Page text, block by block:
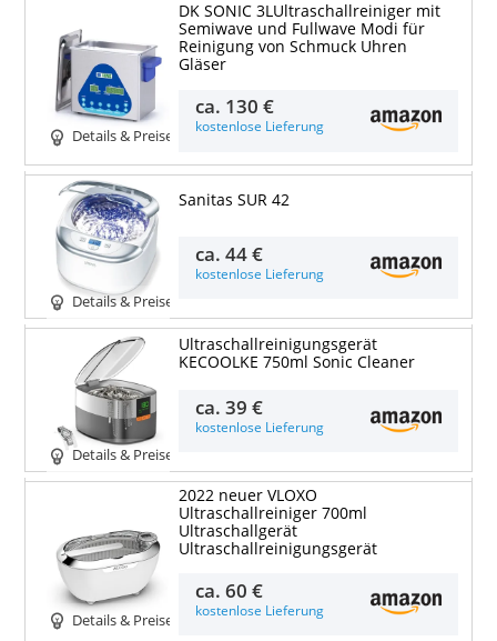
Details & Preise
DK SONIC 3LUltraschallreiniger mit
Semiwave und Fullwave Modi für
Reinigung von Schmuck Uhren
Gläser
ca. 130 €
kostenlose Lieferung
Details & Preise
Sanitas SUR 42
ca.44 €
kostenlose Lieferung
Details & Preise
Ultraschallreinigungsgerät
KECOOLKE 750ml Sonic Cleaner
ca.39 €
kostenlose Lieferung
Details & Preise
2022 neuer VLOXO
Ultraschallreiniger 700ml
Ultraschallgerät
Ultraschallreinigungsgerät
ca.60 €
kostenlose Lieferung